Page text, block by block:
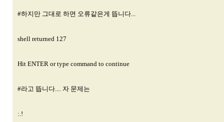
#하지만 그대로 하면 오류같은게 뜹니다...
shell returned 127
Hit ENTER or type command to continue
#라고 뜹니다.... 자 문제는
:.!